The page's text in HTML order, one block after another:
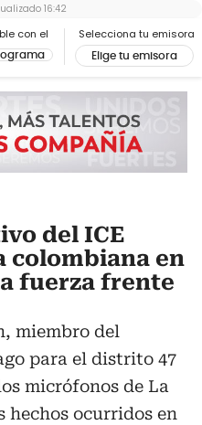
con el Selecciona tu emisora
Elige tu emisora
16:42
del ICE
colombiana en
fuerza frente
miembro del
para el distrito 47
micrófonos de La
hechos ocurridos en